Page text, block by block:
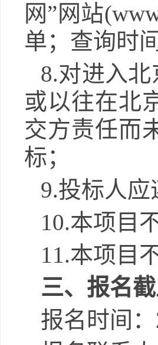
网”网站
单；查询时
8.对进入
或以往在北
交方责任而
标；
9.投标人
10.本项目
11.本项目
三、报名
报名时间：